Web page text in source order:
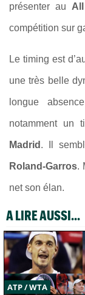
présenter au
compétition sur
Le timing est
une très belle
longue
notamment un
Madrid . Il
Roland-Garros.
net son élan.
A LIRE AUSSI...
ATP / WTA